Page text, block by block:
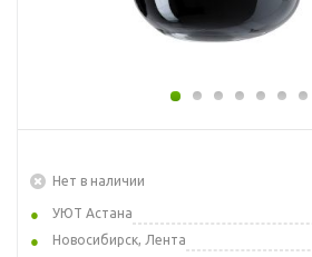
Нет в наличии
УЮТ Астана
Новосибирск, Лента